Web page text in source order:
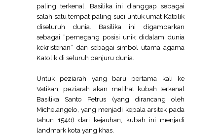
paling terkenal. Basilika ini dianggap sebagai
salah satu tempat paling suci untuk umat Katolik
diseluruh dunia. Basilika ini digambarkan
sebagai “pemegang posisi unik didalam dunia
kekristenan” dan sebagai simbol utama agama
Katolik di seluruh penjuru dunia.
Untuk peziarah yang baru pertama kali ke
Vatikan, peziarah akan melihat kubah terkenal
Basilika Santo Petrus (yang dirancang oleh
Michelangelo, yang menjadi kepala arsitek pada
tahun 1546) dari kejauhan, kubah ini menjadi
landmark kota yang khas.